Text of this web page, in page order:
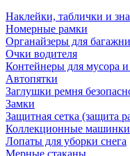
Наклейки, таблички и
Номерные рамки
Органайзеры для
Очки водителя
Контейнеры для мусора
Автопятки
Заглушки ремня
Замки
Защитная сетка (защита
Коллекционные машинки
Лопаты для уборки снега